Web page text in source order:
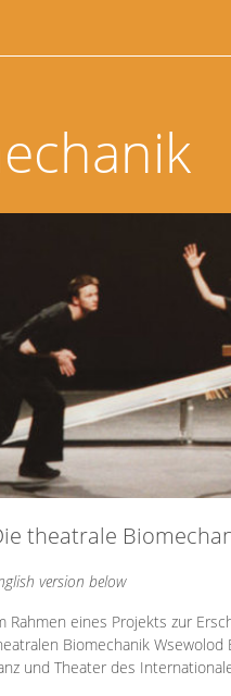
theatrale
version below
Rahmen eines Projekts zur
Biomechanik Wsewolod
und Theater des